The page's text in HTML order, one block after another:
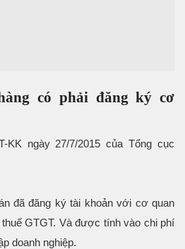
có phải đăng ký cơ
KK ngày 27/7/2015 của Tổng cục
đã đăng ký tài khoản với cơ quan
GTGT. Và được tính vào chi phí
doanh nghiệp.